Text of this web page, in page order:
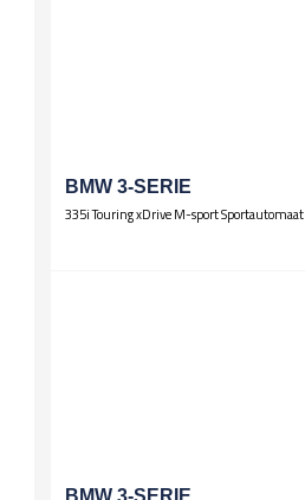
BMW 3-SERIE
335i Touring xDrive M-sport Sportautomaat
BMW 3-SERIE